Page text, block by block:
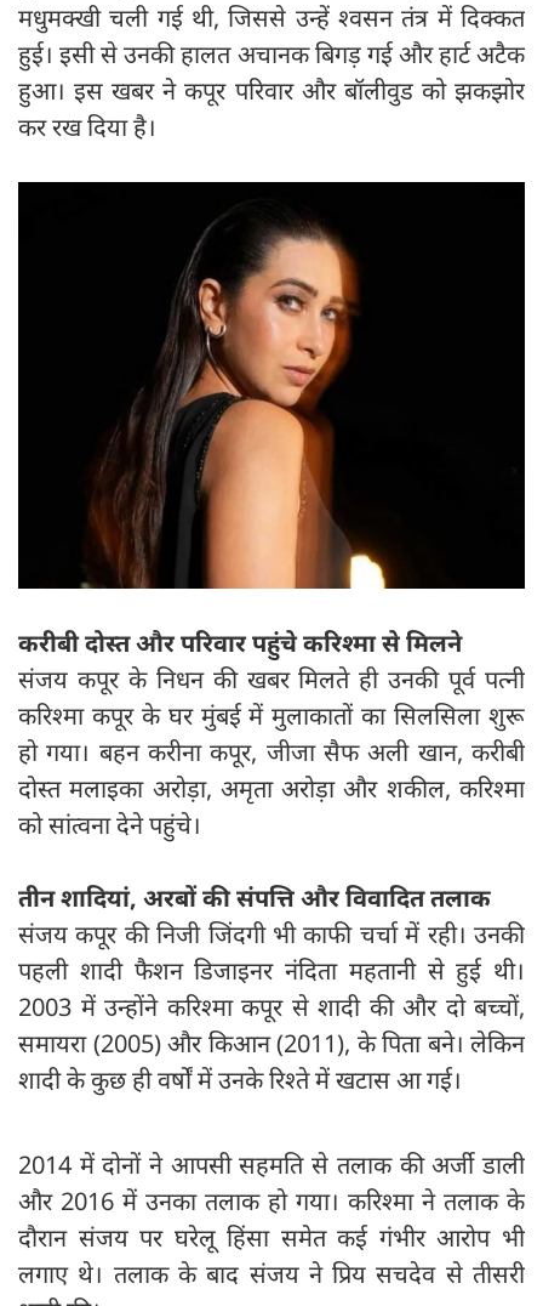
मधुमक्खी चली गई थी, जिससे उन्हें श्वसन तंत्र में दिक्कत
हुई। इसी से उनकी हालत अचानक बिगड़ गई और हार्ट अटैक
हुआ। इस खबर ने कपूर परिवार और बॉलीवुड को झकझोर
कर रख दिया है।
करीबी दोस्त और परिवार पहुंचे करिश्मा से मिलने
संजय कपूर के निधन की खबर मिलते ही उनकी पूर्व पत्नी
करिश्मा कपूर के घर मुंबई में मुलाकातों का सिलसिला शुरू
हो गया। बहन करीना कपूर, जीजा सैफ अली खान, करीबी
दोस्त मलाइका अरोड़ा, अमृता अरोड़ा और शकील, करिश्मा
को सांत्वना देने पहुंचे।
तीन शादियां, अरबों की संपत्ति और विवादित तलाक
संजय कपूर की निजी जिंदगी भी काफी चर्चा में रही। उनकी
पहली शादी फैशन डिजाइनर नंदिता महतानी से हुई थी।
2003 में उन्होंने करिश्मा कपूर से शादी की और दो बच्चों,
समायरा (2005) और किआन (2011), के पिता बने। लेकिन
शादी के कुछ ही वर्षों में उनके रिश्ते में खटास आ गई।
2014 में दोनों ने आपसी सहमति से तलाक की अर्जी डाली
और 2016 में उनका तलाक हो गया। करिश्मा ने तलाक के
दौरान संजय पर घरेलू हिंसा समेत कई गंभीर आरोप भी
लगाए थे। तलाक के बाद संजय ने प्रिय सचदेव से तीसरी